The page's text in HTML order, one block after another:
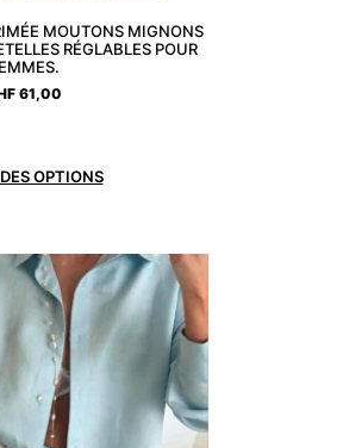
MOUTONS MIGNONS
RÉGLABLES POUR
61,00
OPTIONS